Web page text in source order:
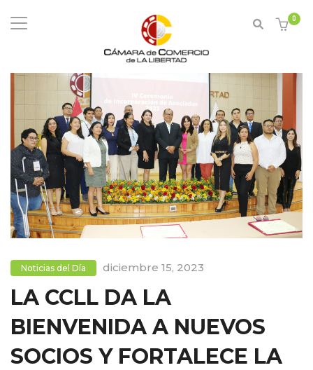
0
Noticias del Día diciembre 15, 2023
LA CCLL DA LA
BIENVENIDA A NUEVOS
SOCIOS Y FORTALECE LA